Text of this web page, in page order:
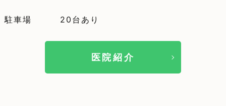
駐車場 20台あり
医院紹介